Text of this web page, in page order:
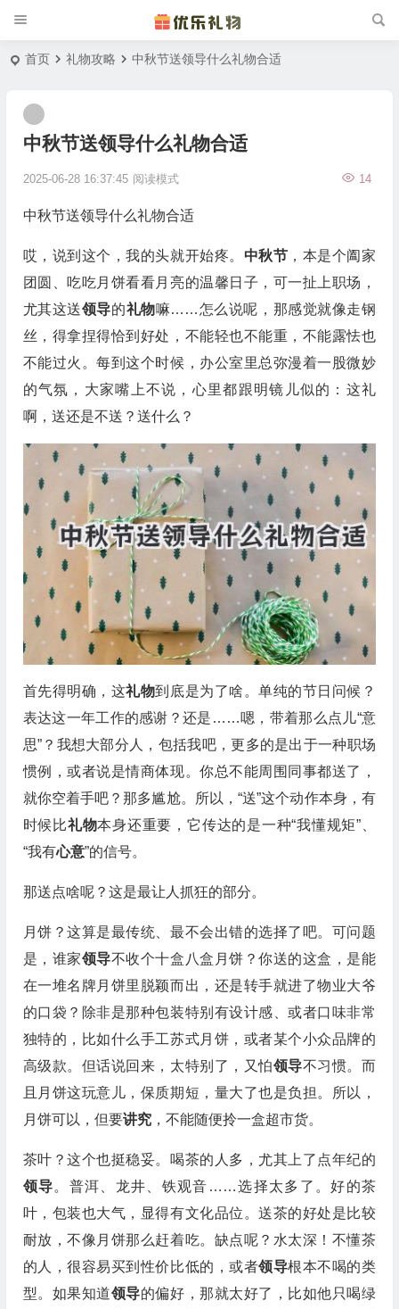
首页 礼物攻略 中秋节送领导什么礼物合适
中秋节送领导什么礼物合适
2025-06-28 16:37:45 14
阅读模式
中秋节送领导什么礼物合适
哎，说到这个，我的头就开始疼。 中秋节 ，本是个阖家
团圆、吃吃月饼看看月亮的温馨日子，可一扯上职场，
尤其这送领导的礼物嘛……怎么说呢，那感觉就像走钢
丝，得拿捏得恰到好处，不能轻也不能重，不能露怯也
不能过火。每到这个时候，办公室里总弥漫着一股微妙
的气氛，大家嘴上不说，心里都跟明镜儿似的：这礼
啊，送还是不送？送什么？
首先得明确，这礼物到底是为了啥。单纯的节日问候？
表达这一年工作的感谢？还是……嗯，带着那么点儿“意
思”？我想大部分人，包括我吧，更多的是出于一种职场
惯例，或者说是情商体现。你总不能周围同事都送了，
就你空着手吧？那多尴尬。所以，“送”这个动作本身，有
时候比礼物本身还重要，它传达的是一种“我懂规矩”、
“我有心意”的信号。
那送点啥呢？这是最让人抓狂的部分。
月饼？这算是最传统、最不会出错的选择了吧。可问题
是，谁家领导不收个十盒八盒月饼？你送的这盒，是能
在一堆名牌月饼里脱颖而出，还是转手就进了物业大爷
的口袋？除非是那种包装特别有设计感、或者口味非常
独特的，比如什么手工苏式月饼，或者某个小众品牌的
高级款。但话说回来，太特别了，又怕领导不习惯。而
且月饼这玩意儿，保质期短，量大了也是负担。所以，
月饼可以，但要讲究，不能随便拎一盒超市货。
茶叶？这个也挺稳妥。喝茶的人多，尤其上了点年纪的
领导。普洱、龙井、铁观音……选择太多了。好的茶
叶，包装也大气，显得有文化品位。送茶的好处是比较
耐放，不像月饼那么赶着吃。缺点呢？水太深！不懂茶
的人，很容易买到性价比低的，或者领导根本不喝的类
型。如果知道领导的偏好，那就太好了，比如他只喝绿